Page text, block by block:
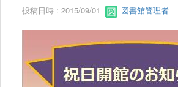
投稿日時 : 2015/09/01 図書館管理者